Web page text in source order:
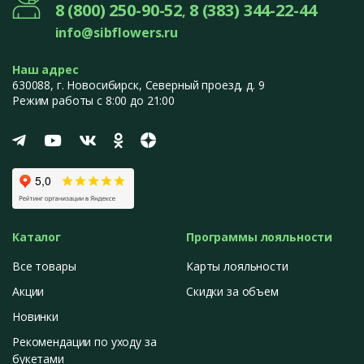
Аглаонема– отличается декоративными листьями с
серебристыми, зелёными или красными оттенками. Это
помещений с минимальным освещением.
Диффенбахия– роскошное растение с крупными листьями,
очищением воздуха и созданием комфортной атмосферы.
Замиокулькас – "долларовое дерево" с глянцевыми
листьями. Неприхотливо в уходе, легко переносит засуху и
недостаток света.
Алоказия
– экзотическое растение с крупными резными
листьями необычной формы. Отличается эффектным
Папоротник
8 (800) 250-90-52, 8 (383) 344-22-44
info@sibflowers.ru
Наш адрес
630088, г. Новосибирск, Северный проезд, д. 9
Режим работы с 8:00 до 21:00
Каталог
Все товары
Акции
Новинки
Рекомендации по уходу за
букетами
Программы лояльности
Карты лояльности
Скидки за объем